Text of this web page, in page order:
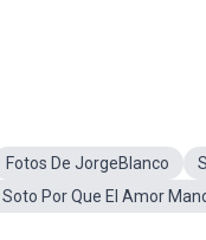
Fotos De JorgeBlanco
Soto Por Que El Amor